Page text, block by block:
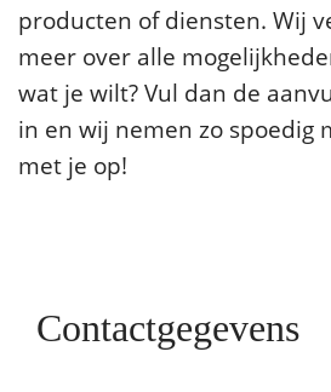
producten of diensten. Wij
meer over alle
wat je wilt? Vul dan de
in en wij nemen zo spoedig
met je op!
Contactgegevens